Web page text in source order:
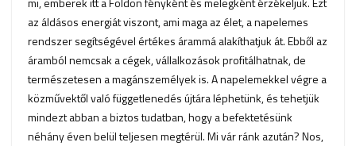
az áldásos energiát viszont, ami maga az élet, a napelemes
rendszer segítségével értékes árammá alakíthatjuk át. Ebből az
áramból nemcsak a cégek, vállalkozások profitálhatnak, de
természetesen a magánszemélyek is. A napelemekkel végre a
közművektől való függetlenedés újtára léphetünk, és tehetjük
mindezt abban a biztos tudatban, hogy a befektetésünk
néhány éven belül teljesen megtérül. Mi vár ránk azután? Nos,